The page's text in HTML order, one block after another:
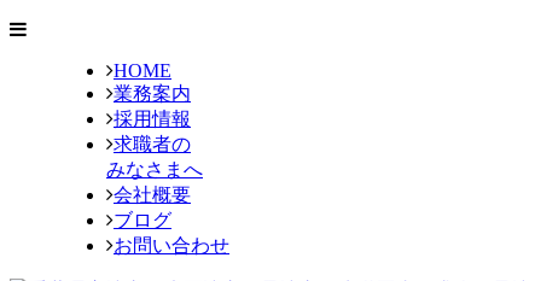
HOME
業務案内
採用情報
求職者の
みなさまへ
会社概要
ブログ
お問い合わせ